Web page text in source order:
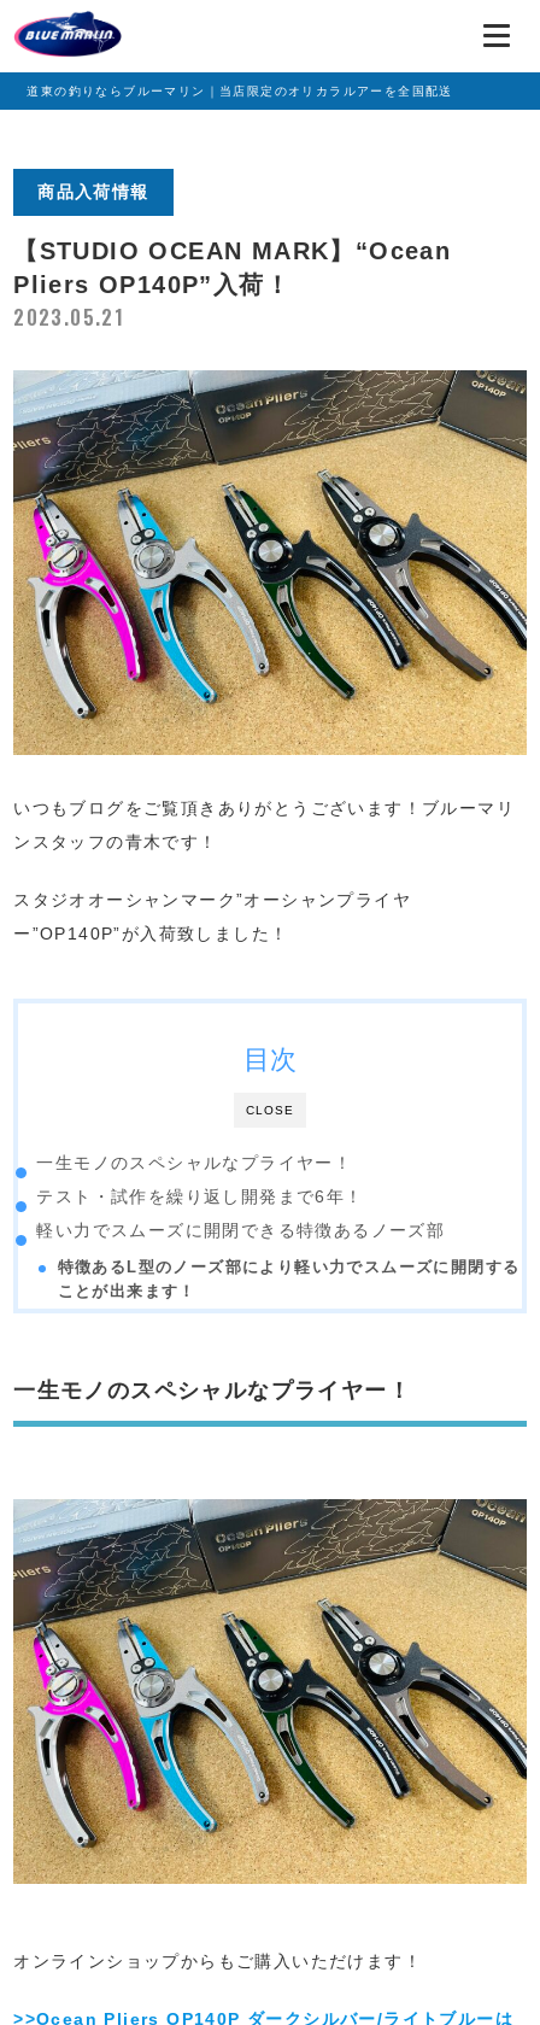
道東の釣りならブルーマリン｜当店限定のオリカラルアーを全国配送
商品入荷情報
【STUDIO OCEAN MARK】“Ocean
Pliers OP140P”入荷！
2023.05.21
いつもブログをご覧頂きありがとうございます！ブルーマリ
ンスタッフの青木です！
スタジオオーシャンマーク”オーシャンプライヤ
ー”OP140P”が入荷致しました！
CLOSE
目次
一生モノのスペシャルなプライヤー！
テスト・試作を繰り返し開発まで6年！
軽い力でスムーズに開閉できる特徴あるノーズ部
特徴あるL型のノーズ部により軽い力でスムーズに開閉する
ことが出来ます！
一生モノのスペシャルなプライヤー！
オンラインショップからもご購入いただけます！
>>Ocean Pliers OP140P ダークシルバー/ライトブルーは